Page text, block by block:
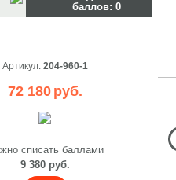
баллов: 0
Артикул: 204-960-1
72 180 руб.
списать баллами
9 380 руб.